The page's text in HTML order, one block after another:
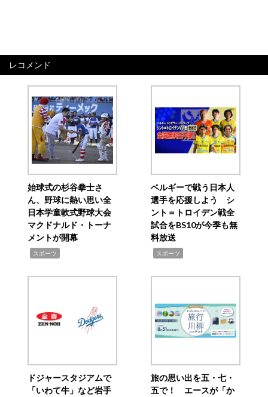
レコメンド
始球式の杉谷拳士さ
ん、野球に熱い思い全
日本学童軟式野球大会
マクドナルド・トーナ
メントが開幕
スポーツ
ベルギーで戦う日本人
選手を応援しよう シ
ント＝トロイデン戦全
試合をBS10が今季も無
料放送
スポーツ
ドジャースタジアムで
「いわて牛」など岩手
旅の思い出を五・七・
五で！ エースが「か